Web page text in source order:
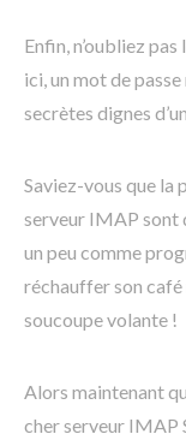
Enfin, n’oubliez
ici, un mot de
secrètes dignes
Saviez-vous que la
serveur IMAP sont
un peu comme
réchauffer son
soucoupe volante !
Alors maintenant
cher serveur IMAP